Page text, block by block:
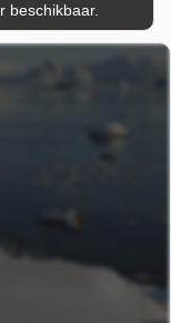
beschikbaar.